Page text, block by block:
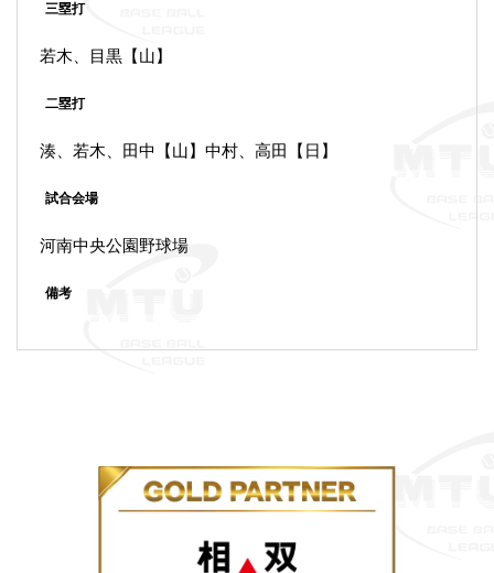
三塁打
若木、目黒【山】
二塁打
湊、若木、田中【山】中村、高田【日】
試合会場
河南中央公園野球場
備考